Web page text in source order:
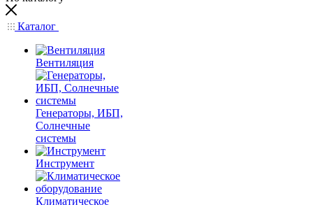
Каталог
Вентиляция
Генераторы, ИБП,
Солнечные
системы
Инструмент
Климатическое